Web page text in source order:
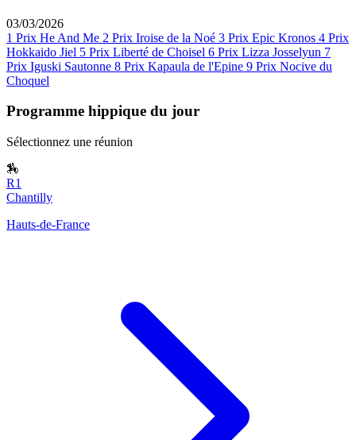
03/03/2026
1 Prix He And Me 2 Prix Iroise de la Noé 3 Prix Epic Kronos 4 Prix
Hokkaido Jiel 5 Prix Liberté de Choisel 6 Prix Lizza Josselyun 7
Prix Iguski Sautonne 8 Prix Kapaula de l'Epine 9 Prix Nocive du
Choquel
Programme hippique du jour
Sélectionnez une réunion
🏇
R1
Chantilly
Hauts-de-France